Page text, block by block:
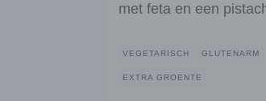
met feta en een
VEGETARISCH GLUTENARM
EXTRA GROENTE